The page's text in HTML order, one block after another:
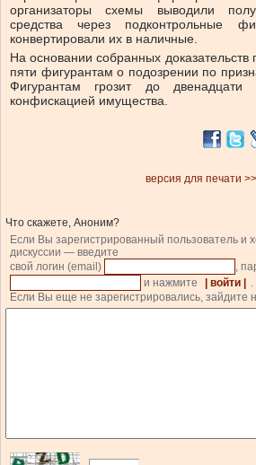
организаторы схемы выводили
средства через
конвертировали их в наличные.
На основании собранных
пяти фигурантам о подозрении по
Фигурантам грозит до
конфискацией имущества.
версия для печати >>
Что скажете, Аноним?
Если Вы зарегистрированный пользователь и
дискуссии — введите
свой логин (email)
,
и нажмите
| войти |
.
Если Вы еще не зарегистрировались, зайдите